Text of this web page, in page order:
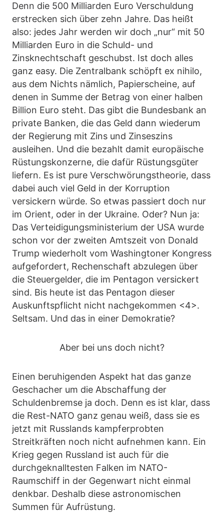
Denn die 500 Milliarden Euro Verschuldung
erstrecken sich über zehn Jahre. Das heißt
also: jedes Jahr werden wir doch „nur“ mit 50
Milliarden Euro in die Schuld- und
Zinsknechtschaft geschubst. Ist doch alles
ganz easy. Die Zentralbank schöpft ex nihilo,
aus dem Nichts nämlich, Papierscheine, auf
denen in Summe der Betrag von einer halben
Billion Euro steht. Das gibt die Bundesbank an
private Banken, die das Geld dann wiederum
der Regierung mit Zins und Zinseszins
ausleihen. Und die bezahlt damit europäische
Rüstungskonzerne, die dafür Rüstungsgüter
liefern. Es ist pure Verschwörungstheorie, dass
dabei auch viel Geld in der Korruption
versickern würde. So etwas passiert doch nur
im Orient, oder in der Ukraine. Oder? Nun ja:
Das Verteidigungsministerium der USA wurde
schon vor der zweiten Amtszeit von Donald
Trump wiederholt vom Washingtoner Kongress
aufgefordert, Rechenschaft abzulegen über
die Steuergelder, die im Pentagon versickert
sind. Bis heute ist das Pentagon dieser
Auskunftspflicht nicht nachgekommen <4>.
Seltsam. Und das in einer Demokratie?
Aber bei uns doch nicht?
Einen beruhigenden Aspekt hat das ganze
Geschacher um die Abschaffung der
Schuldenbremse ja doch. Denn es ist klar, dass
die Rest-NATO ganz genau weiß, dass sie es
jetzt mit Russlands kampferprobten
Streitkräften noch nicht aufnehmen kann. Ein
Krieg gegen Russland ist auch für die
durchgeknalltesten Falken im NATO-
Raumschiff in der Gegenwart nicht einmal
denkbar. Deshalb diese astronomischen
Summen für Aufrüstung.